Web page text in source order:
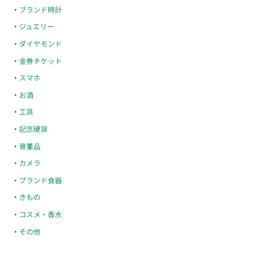
ブランド時計
ジュエリー
ダイヤモンド
金券チケット
スマホ
お酒
工具
記念硬貨
骨董品
カメラ
ブランド食器
きもの
コスメ・香水
その他